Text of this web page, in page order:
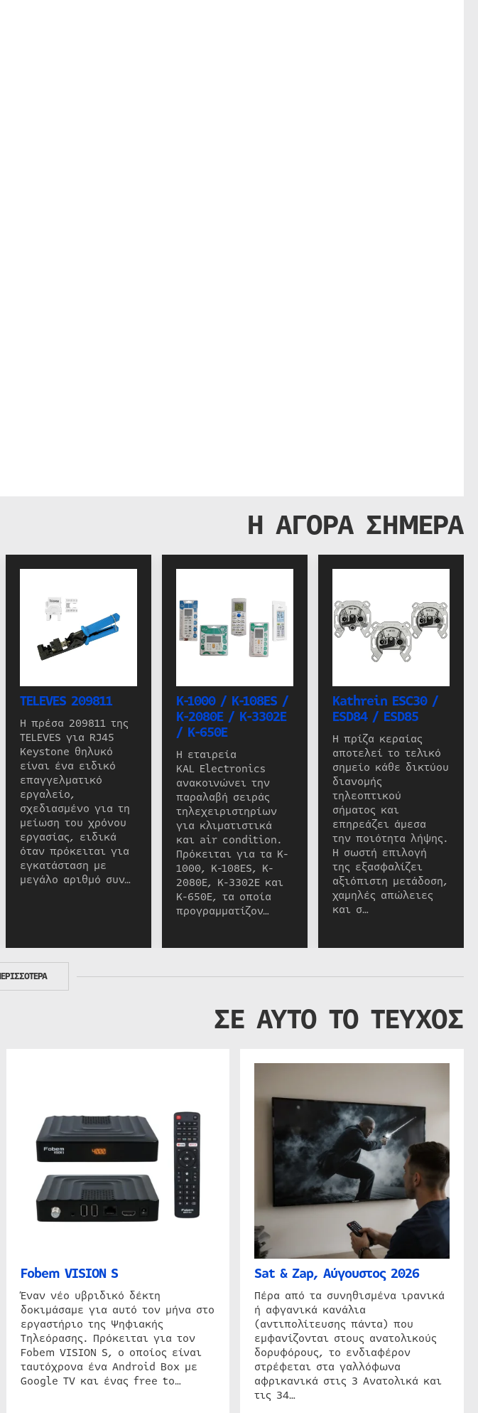
Η ΑΓΟΡΑ ΣΗΜΕΡΑ
TELEVES 209811
Η πρέσα 209811 της
TELEVES για RJ45
Keystone θηλυκό
είναι ένα ειδικό
επαγγελματικό
εργαλείο,
σχεδιασμένο για τη
μείωση του χρόνου
εργασίας, ειδικά
όταν πρόκειται για
εγκατάσταση με
μεγάλο αριθμό συν…
K-1000 / K-108ES /
K-2080E / K-3302E
/ K-650E
Η εταιρεία
KAL Electronics
ανακοινώνει την
παραλαβή σειράς
τηλεχειριστηρίων
για κλιματιστικά
και air condition.
Πρόκειται για τα K-
1000, K-108ES, K-
2080E, K-3302E και
K-650E, τα οποία
προγραμματίζον…
Kathrein ESC30 /
ESD84 / ESD85
Η πρίζα κεραίας
αποτελεί το τελικό
σημείο κάθε δικτύου
διανομής
τηλεοπτικού
σήματος και
επηρεάζει άμεσα
την ποιότητα λήψης.
Η σωστή επιλογή
της εξασφαλίζει
αξιόπιστη μετάδοση,
χαμηλές απώλειες
και σ…
ΣΕ ΑΥΤΟ ΤΟ ΤΕΥΧΟΣ
Fobem VISION S
Έναν νέο υβριδικό δέκτη
δοκιμάσαμε για αυτό τον μήνα στο
εργαστήριο της Ψηφιακής
Τηλεόρασης. Πρόκειται για τον
Fobem VISION S, ο οποίος είναι
ταυτόχρονα ένα Android Box με
Google TV και ένας free to…
Sat & Zap, Αύγουστος 2026
Πέρα από τα συνηθισμένα ιρανικά
ή αφγανικά κανάλια
(αντιπολίτευσης πάντα) που
εμφανίζονται στους ανατολικούς
δορυφόρους, το ενδιαφέρον
στρέφεται στα γαλλόφωνα
αφρικανικά στις 3 Ανατολικά και
τις 34…